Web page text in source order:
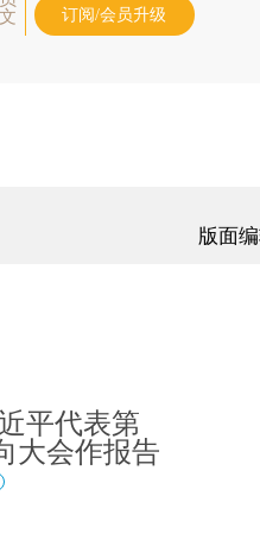
订阅/会员升级
版面
平代表第
大会作报告